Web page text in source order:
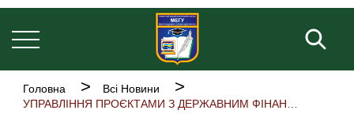
Перейти
до
основного
вмісту
Основна
Рядок
навіґації
Головна
Всі Новини